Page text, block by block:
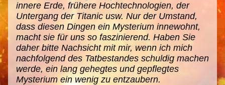
innere Erde, frühere Hochtechnologien, der
Untergang der Titanic usw. Nur der Umstand,
dass diesen Dingen ein Mysterium innewohnt,
macht sie für uns so faszinierend. Haben Sie
daher bitte Nachsicht mit mir, wenn ich mich
nachfolgend des Tatbestandes schuldig machen
werde, ein lang gehegtes und gepflegtes
Mysterium ein wenig zu entzaubern.